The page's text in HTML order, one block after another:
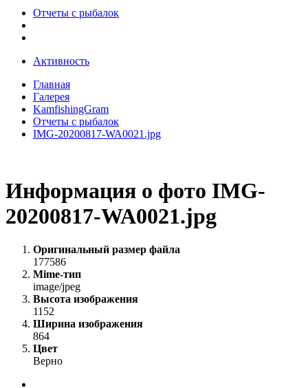
Отчеты с рыбалок
Активность
Главная
Галерея
KamfishingGram
Отчеты с рыбалок
IMG-20200817-WA0021.jpg
Информация о фото IMG-
20200817-WA0021.jpg
Оригинальный размер файла
177586
Mime-тип
image/jpeg
Высота изображения
1152
Ширина изображения
864
Цвет
Верно